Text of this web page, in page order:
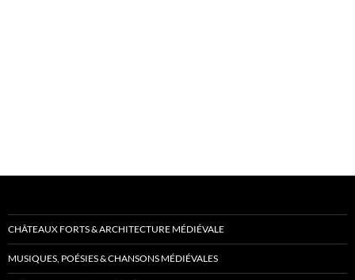
CHÂTEAUX FORTS & ARCHITECTURE MÉDIÉVALE
MUSIQUES, POÉSIES & CHANSONS MÉDIÉVALES